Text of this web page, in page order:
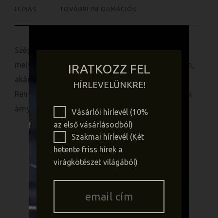
LEÍRÁS TOVÁBBI INFORMÁCIÓK
Szép pozsgások, naturális kerámia kaspóban,
melyek nagyon jól mutatnak minden belső térben,
akár lakásban, vagy irodában, szállodában is.
Rendelésnél a megjegzés rovatba írd meg, melyik
árnyalatot szeretnéd, (zöld, barna, korall)
KAPCSOLÓDÓ TERMÉKEK
IRATKOZZ FEL
HÍRLEVELÜNKRE!
Vásárlói hírlevél (10%
az első vásárlásodból)
Szakmai hírlevél (Két
hetente friss hírek a
virágkötészet világából)